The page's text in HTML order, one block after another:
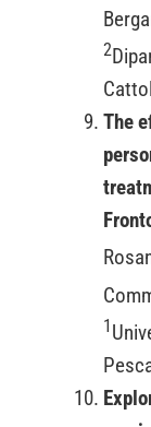
2
The
1